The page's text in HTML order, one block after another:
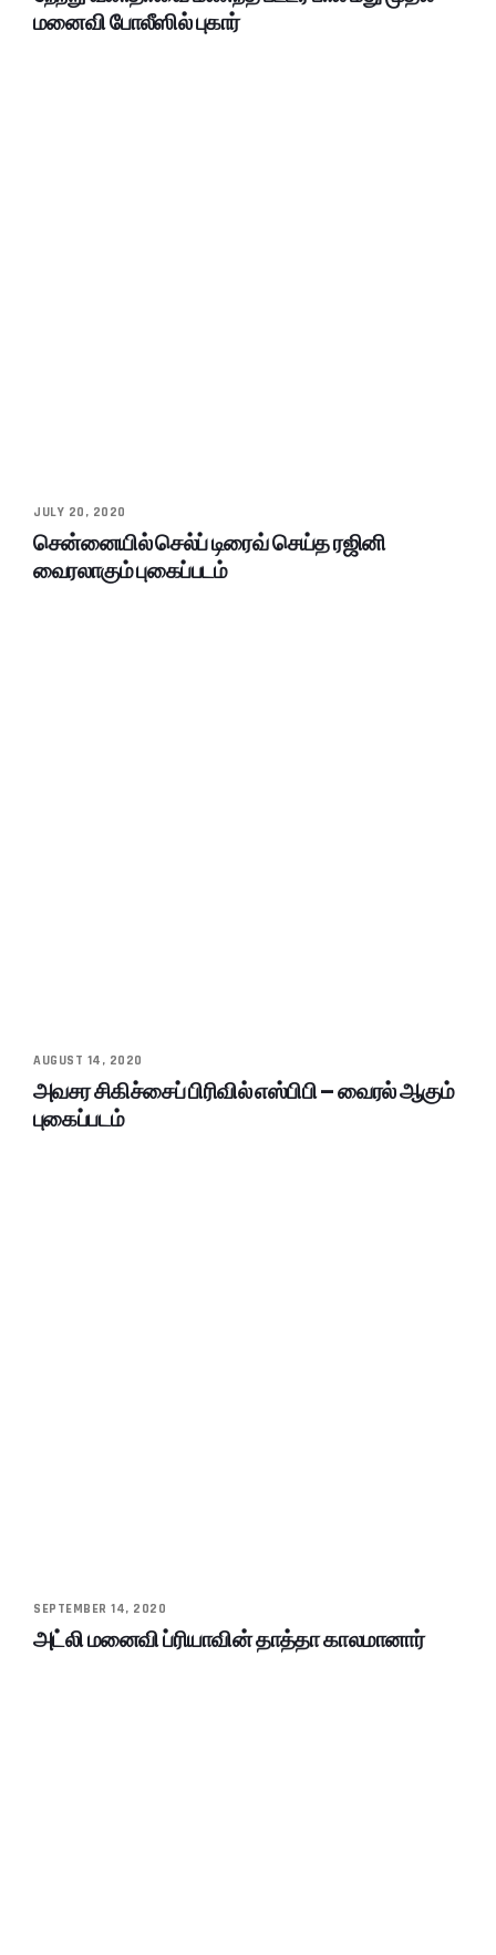
மனைவி போலீஸில் புகார்
JULY 20, 2020
சென்னையில் செல்ப் டிரைவ் செய்த ரஜினி
வைரலாகும் புகைப்படம்
AUGUST 14, 2020
அவசர சிகிச்சைப் பிரிவில் எஸ்பிபி – வைரல் ஆகும்
புகைப்படம்
SEPTEMBER 14, 2020
அட்லி மனைவி ப்ரியாவின் தாத்தா காலமானார்